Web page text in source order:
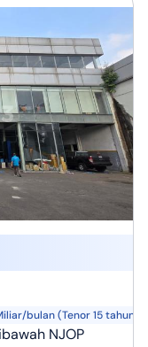
bulan (Tenor 15 tahun)
NJOP